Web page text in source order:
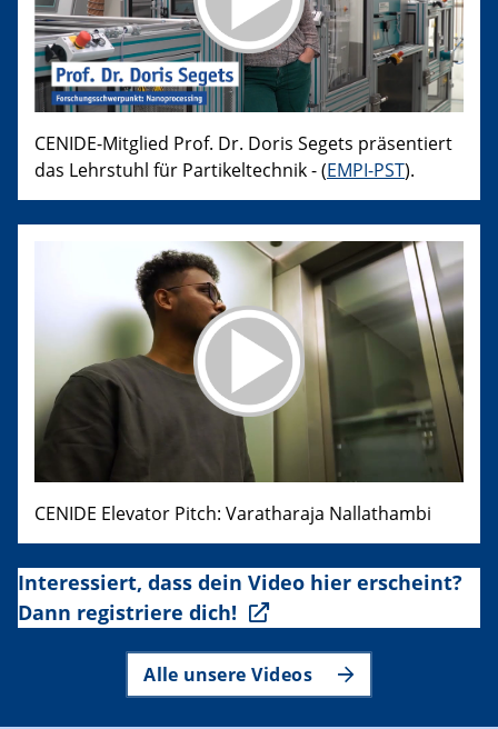
CENIDE-Mitglied Prof. Dr. Doris Segets präsentiert
das Lehrstuhl für Partikeltechnik - (EMPI-PST).
CENIDE Elevator Pitch: Varatharaja Nallathambi
Interessiert, dass dein Video hier erscheint?
Dann registriere dich!
Alle unsere Videos